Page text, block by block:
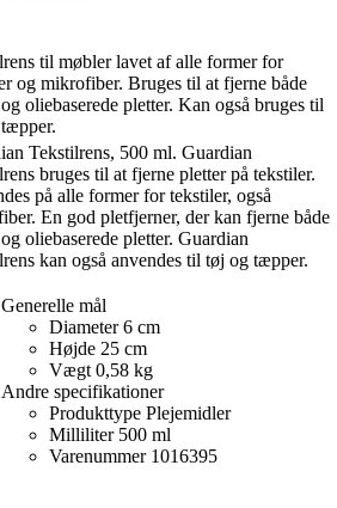
til møbler lavet af alle former for
og mikrofiber. Bruges til at fjerne både
oliebaserede pletter. Kan også bruges til
Tekstilrens, 500 ml. Guardian
bruges til at fjerne pletter på tekstiler.
på alle former for tekstiler, også
En god pletfjerner, der kan fjerne både
oliebaserede pletter. Guardian
kan også anvendes til tøj og tæpper.
Generelle mål
Diameter 6 cm
Højde 25 cm
Vægt 0,58 kg
Andre specifikationer
Produkttype Plejemidler
Milliliter 500 ml
Varenummer 1016395